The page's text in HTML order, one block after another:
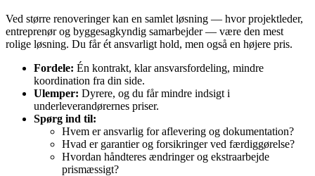
Ved større renoveringer kan en samlet løsning — hvor projektleder,
entreprenør og byggesagkyndig samarbejder — være den mest
rolige løsning. Du får ét ansvarligt hold, men også en højere pris.
Fordele: Én kontrakt, klar ansvarsfordeling, mindre
koordination fra din side.
Ulemper: Dyrere, og du får mindre indsigt i
underleverandørernes priser.
Spørg ind til:
Hvem er ansvarlig for aflevering og dokumentation?
Hvad er garantier og forsikringer ved færdiggørelse?
Hvordan håndteres ændringer og ekstraarbejde
prismæssigt?